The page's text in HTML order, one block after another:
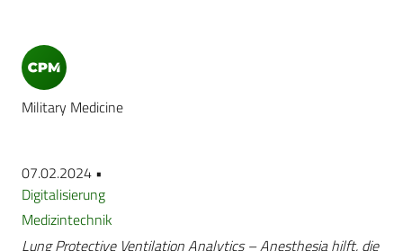
Military Medicine
07.02.2024 •
Digitalisierung
Medizintechnik
Lung Protective Ventilation Analytics – Anesthesia hilft, die